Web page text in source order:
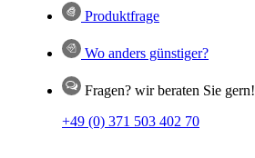
Produktfrage
Wo anders günstiger?
Fragen? wir beraten Sie gern!
+49 (0) 371 503 402 70